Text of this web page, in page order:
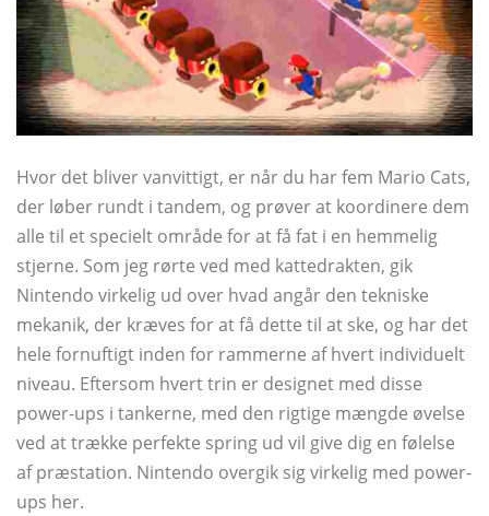
Hvor det bliver vanvittigt, er når du har fem Mario Cats,
der løber rundt i tandem, og prøver at koordinere dem
alle til et specielt område for at få fat i en hemmelig
stjerne. Som jeg rørte ved med kattedrakten, gik
Nintendo virkelig ud over hvad angår den tekniske
mekanik, der kræves for at få dette til at ske, og har det
hele fornuftigt inden for rammerne af hvert individuelt
niveau. Eftersom hvert trin er designet med disse
power-ups i tankerne, med den rigtige mængde øvelse
ved at trække perfekte spring ud vil give dig en følelse
af præstation. Nintendo overgik sig virkelig med power-
ups her.